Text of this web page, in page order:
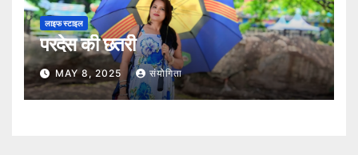
लाइफ स्टाइल
परदेस की छतरी
MAY 8, 2025 संयोगिता